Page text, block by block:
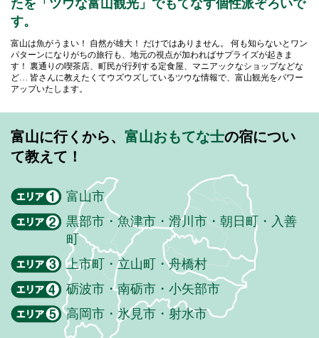
たを「ツウな富山観光」でもてなす個性派ぞろいで
す。
富山は魚がうまい！ 自然が雄大！ だけではありません。
何も知らないとワン
パターンになりがちの旅行も、地元の視点が加わればサプライズが起きま
す！ 裏通りの喫茶店、町民が行列する定食屋、マニアックなショップなどな
ど… 皆さんに教えたくてウズウズしているツウな情報で、富山観光をパワー
アップいたします。
富山に行くから、 富山おもてな士の宿につい
て教えて！
富山市
黒部市・魚津市・滑川市・朝日町・入善
町
上市町・立山町・舟橋村
砺波市・南砺市・小矢部市
高岡市・氷見市・射水市